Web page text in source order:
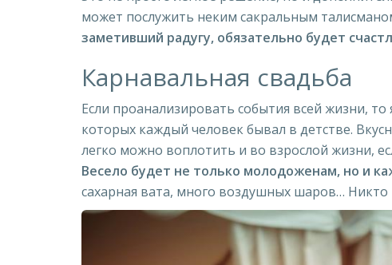
может послужить неким сакральным
заметивший радугу, обязательно будет
Карнавальная свадьба
Если проанализировать события всей жизни,
которых каждый человек бывал в детстве.
легко можно воплотить и во взрослой жизни,
Весело будет не только молодоженам, но и
сахарная вата, много воздушных шаров…